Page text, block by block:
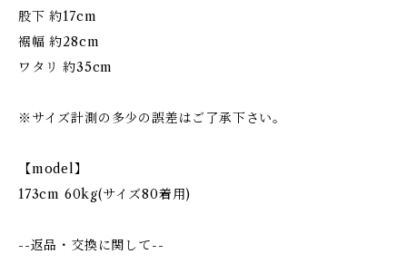
股下 約17cm
裾幅 約28cm
ワタリ 約35cm
※サイズ計測の多少の誤差はご了承下さい。
【model】
173cm 60kg(サイズ80着用)
--返品・交換に関して--